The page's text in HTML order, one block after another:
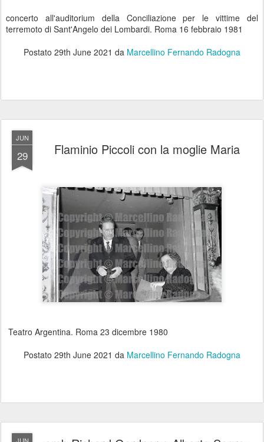
concerto all'auditorium della Conciliazione per le vittime del
terremoto di Sant'Angelo dei Lombardi. Roma 16 febbraio 1981
Postato 29th June 2021 da Marcellino Fernando Radogna
JUN
29 Flaminio Piccoli con la moglie Maria
Teatro Argentina. Roma 23 dicembre 1980
Postato 29th June 2021 da Marcellino Fernando Radogna